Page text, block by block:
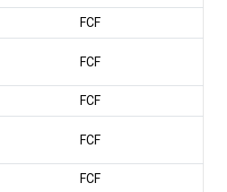
FCF
FCF
FCF
FCF
FCF